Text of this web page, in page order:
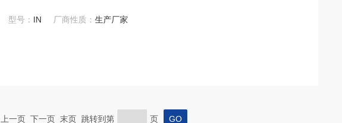
型号： IN 厂商性质：生产厂家
一页 下一页 末页 跳转到第 页